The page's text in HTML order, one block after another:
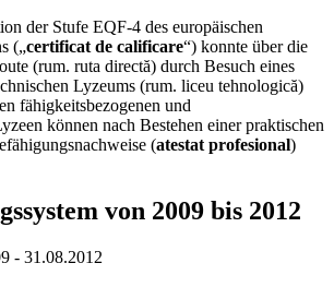
der Stufe EQF-4 des europäischen
(„certificat de calificare“) konnte über die
(rum. ruta directă) durch Besuch eines
Lyzeums (rum. liceu tehnologică)
fähigkeitsbezogenen und
können nach Bestehen einer praktischen
(atestat profesional)
von 2009 bis 2012
- 31.08.2012